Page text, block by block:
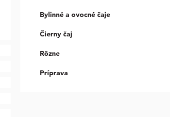
Bylinné a ovocné čaje
Čierny čaj
Rôzne
Príprava